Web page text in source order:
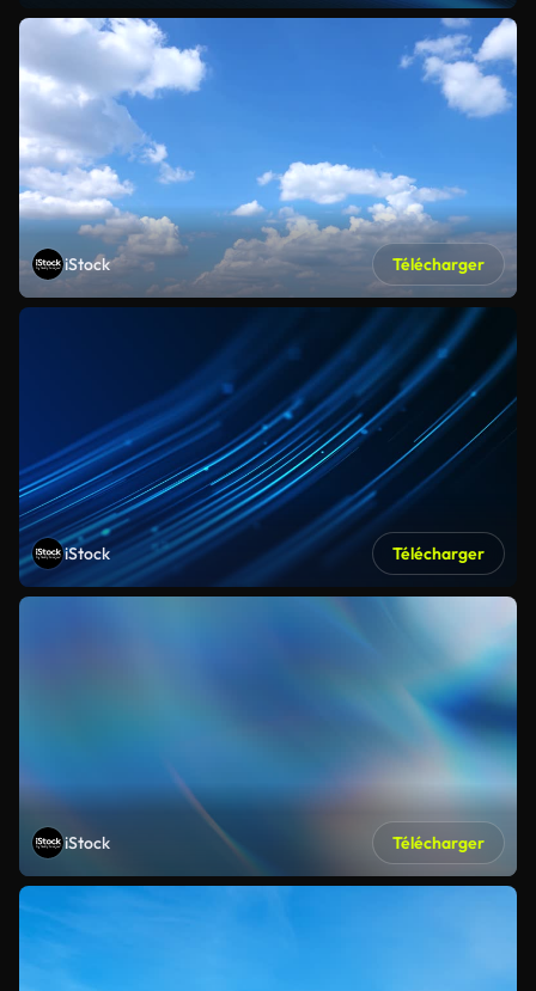
iStock Télécharger
iStock Télécharger
iStock Télécharger